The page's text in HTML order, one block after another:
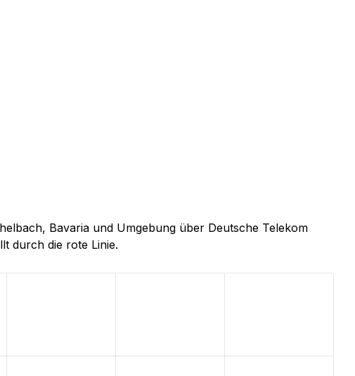
Bavaria und Umgebung über Deutsche Telekom
durch die rote Linie.